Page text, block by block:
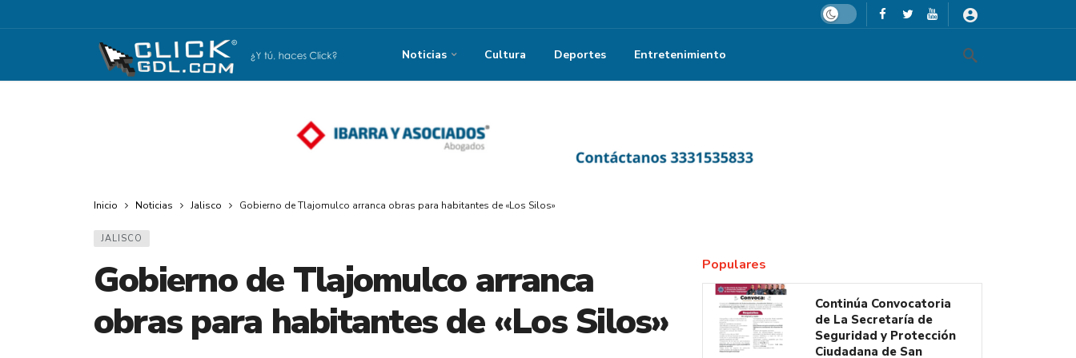
Dark mode
Noticias Cultura Deportes Entretenimiento
Inicio Noticias Jalisco Gobierno de Tlajomulco arranca obras para habitantes de «Los Silos»
JALISCO
Gobierno de Tlajomulco arranca
obras para habitantes de «Los Silos»
Populares
Continúa Convocatoria
de La Secretaría de
Seguridad y Protección
Ciudadana de San